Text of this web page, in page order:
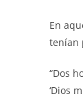
En
tenían
“Dos
‘Dios